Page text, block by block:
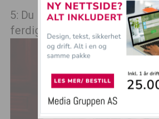
5: Du har gode administrative
ferdigheter.